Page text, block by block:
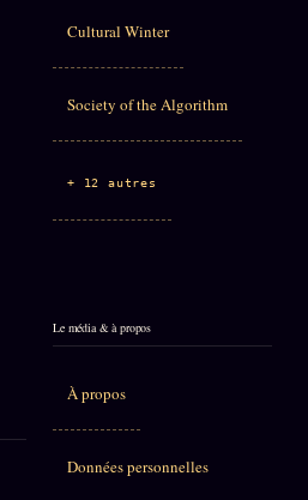
Cultural Winter
Society of the Algorithm
+ 12 autres
Le média & à propos
À propos
Données personnelles